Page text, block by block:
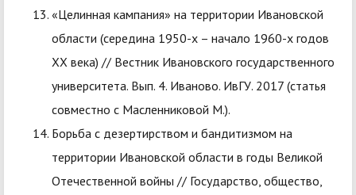
«Целинная кампания» на территории Ивановской
области (середина 1950-х – начало 1960-х годов
XX века) // Вестник Ивановского государственного
университета. Вып. 4. Иваново. ИвГУ. 2017 (статья
совместно с Масленниковой М.).
Борьба с дезертирством и бандитизмом на
территории Ивановской области в годы Великой
Отечественной войны // Государство, общество,